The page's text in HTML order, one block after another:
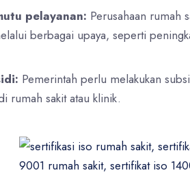
pelayanan: Perusahaan rumah
berbagai upaya, seperti
Pemerintah perlu melakukan
rumah sakit atau klinik.